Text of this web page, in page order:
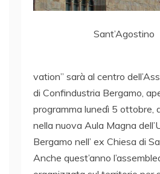
Sant’Agostino
vation” sarà al centro
di Confindustria Bergamo,
programma lunedì 5 ottobre,
nella nuova Aula Magna
Bergamo nell’ ex Chiesa di
Anche quest’anno